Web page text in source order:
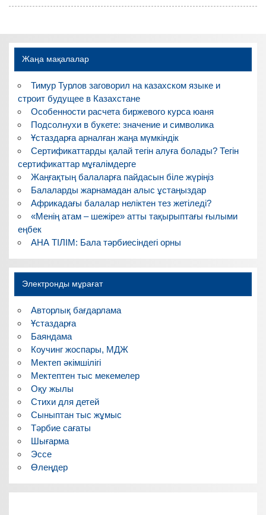
Жаңа мақалалар
Тимур Турлов заговорил на казахском языке и
строит будущее в Казахстане
Особенности расчета биржевого курса юаня
Подсолнухи в букете: значение и символика
Ұстаздарға арналған жаңа мүмкіндік
Сертификаттарды қалай тегін алуға болады? Тегін
сертификаттар мұғалімдерге
Жаңғақтың балаларға пайдасын біле жүріңіз
Балаларды жарнамадан алыс ұстаңыздар
Африкадағы балалар неліктен тез жетіледі?
«Менің атам – шежіре» атты тақырыптағы ғылыми
еңбек
АНА ТІЛІМ: Бала тәрбиесіндегі орны
Электронды мұрағат
Авторлық бағдарлама
Ұстаздарға
Баяндама
Коучинг жоспары, МДЖ
Мектеп әкімшілігі
Мектептен тыс мекемелер
Оқу жылы
Стихи для детей
Сыныптан тыс жұмыс
Тәрбие сағаты
Шығарма
Эссе
Өлеңдер